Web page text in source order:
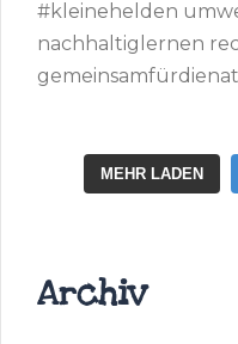
MEHR LADEN
Archiv